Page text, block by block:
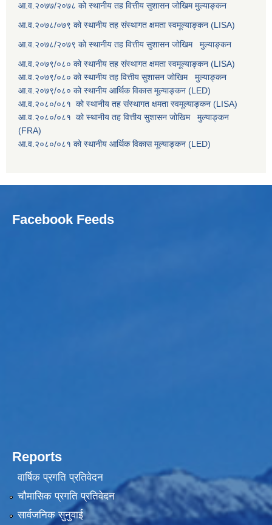
आ.व.२०७७/२०७८ को स्थानीय तह वित्तीय सुशासन जोखिम मुल्याङ्कन
आ.व.२०७८/०७९ को स्थानीय तह संस्थागत क्षमता स्वमूल्याङ्कन (LISA)
आ.व.२०७८/२०७९ को स्थानीय तह वित्तीय सुशासन जोखिम मुल्याङ्कन
आ.व.२०७९/०८० को स्थानीय तह संस्थागत क्षमता स्वमूल्याङ्कन (LISA)
आ.व.२०७९/०८० को स्थानीय तह वित्तीय सुशासन जोखिम मुल्याङ्कन
आ.व.२०७९/०८० को स्थानीय आर्थिक विकास मूल्याङ्कन (LED)
आ.व.२०८०/०८१ को स्थानीय तह संस्थागत क्षमता स्वमूल्याङ्कन (LISA)
आ.व.२०८०/०८१ को स्थानीय तह वित्तीय सुशासन जोखिम मुल्याङ्कन
(FRA)
आ.व.२०८०/०८१ को स्थानीय आर्थिक विकास मूल्याङ्कन (LED)
Facebook Feeds
Reports
वार्षिक प्रगति प्रतिवेदन
चौमासिक प्रगति प्रतिवेदन
सार्वजनिक सुनुवाई